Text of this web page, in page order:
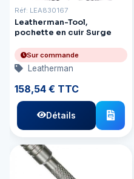
Réf: LEA830167
Leatherman-Tool,
pochette en cuir Surge
Sur commande
Leatherman
158,54 € TTC
Détails